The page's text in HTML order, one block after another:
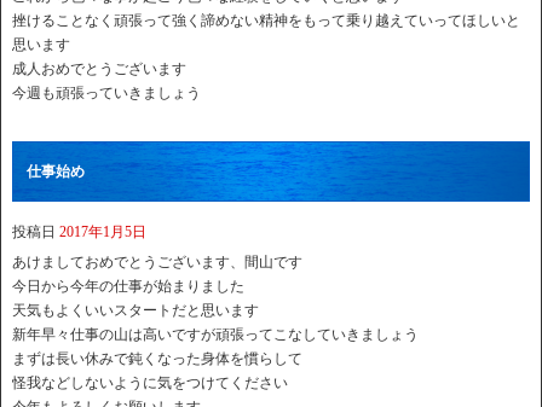
挫けることなく頑張って強く諦めない精神をもって乗り越えていってほしいと
思います
成人おめでとうございます
今週も頑張っていきましょう
仕事始め
投稿日 2017年1月5日
あけましておめでとうございます、間山です
今日から今年の仕事が始まりました
天気もよくいいスタートだと思います
新年早々仕事の山は高いですが頑張ってこなしていきましょう
まずは長い休みで鈍くなった身体を慣らして
怪我などしないように気をつけてください